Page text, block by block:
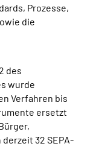
Prozesse,
die
des
wurde
Verfahren bis
ersetzt
32 SEPA-